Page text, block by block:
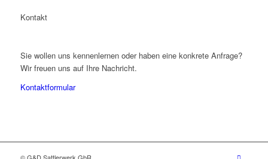
Kontakt
Sie wollen uns kennenlernen oder haben eine konkrete Anfrage?
Wir freuen uns auf Ihre Nachricht.
Kontaktformular